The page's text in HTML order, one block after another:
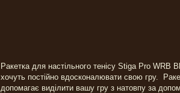
Ракетка для настільного тенісу Stiga Pro WRB
хочуть постійно вдосконалювати свою гру.
допомагає виділити вашу гру з натовпу за